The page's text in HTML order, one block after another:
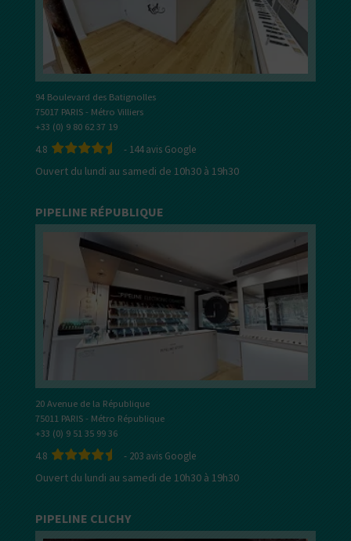
94 Boulevard des Batignolles
75017 PARIS - Métro Villiers
+33 (0) 9 80 62 37 19
4.8 - 144avis Google
Ouvert du lundi au samedi de 10h30 à 19h30
PIPELINE RÉPUBLIQUE
20 Avenue de la République
75011 PARIS - Métro République
+33 (0) 9 51 35 99 36
4.8 - 203 avis Google
Ouvert du lundi au samedi de 10h30 à 19h30
PIPELINE CLICHY